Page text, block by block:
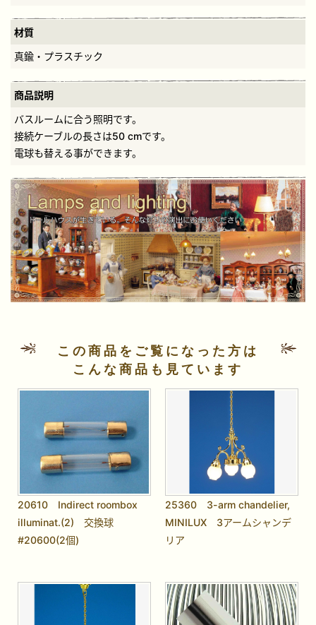
材質
真鍮・プラスチック
商品説明
バスルームに合う照明です。
接続ケーブルの長さは50 cmです。
電球も替える事ができます。
この商品をご覧になった方は
こんな商品も見ています
20610 Indirect roombox
illuminat.(2) 交換球
#20600(2個)
25360 3-arm chandelier,
MINILUX 3アームシャンデ
リア